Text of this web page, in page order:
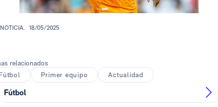
NOTICIA. 18/05/2025
relacionados
Primer equipo Actualidad
Fútbol